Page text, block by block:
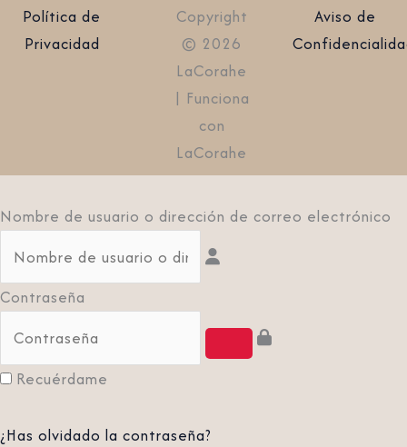
Política de
Privacidad
Copyright
© 2026
LaCorahe
| Funciona
con
LaCorahe
Aviso de
Nombre de usuario o dirección de correo electrónico
Contraseña
Recuérdame
¿Has olvidado la contraseña?